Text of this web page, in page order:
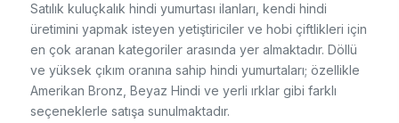
Satılık kuluçkalık hindi yumurtası ilanları, kendi hindi
üretimini yapmak isteyen yetiştiriciler ve hobi çiftlikleri için
en çok aranan kategoriler arasında yer almaktadır. Döllü
ve yüksek çıkım oranına sahip hindi yumurtaları; özellikle
Amerikan Bronz, Beyaz Hindi ve yerli ırklar gibi farklı
seçeneklerle satışa sunulmaktadır.